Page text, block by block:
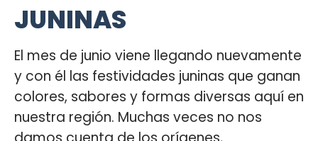
JUNINAS
El mes de junio viene llegando nuevamente
y con él las festividades juninas que ganan
colores, sabores y formas diversas aquí en
nuestra región. Muchas veces no nos